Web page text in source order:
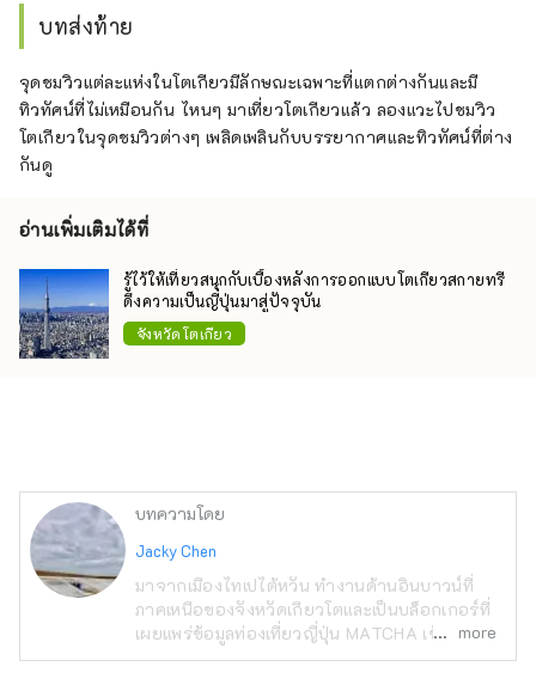
บทส่งท้าย
จุดชมวิวแต่ละแห่งในโตเกียวมีลักษณะเฉพาะที่แตกต่างกันและมี
ทิวทัศน์ที่ไม่เหมือนกัน ไหนๆ มาเที่ยวโตเกียวแล้ว ลองแวะไปชมวิว
โตเกียวในจุดชมวิวต่างๆ เพลิดเพลินกับบรรยากาศและทิวทัศน์ที่ต่าง
กันดู
อ่านเพิ่มเติมได้ที่
รู้ไว้ให้เที่ยวสนุกกับเบื้องหลังการออกแบบโตเกียวสกายทรี
ดึงความเป็นญี่ปุ่นมาสู่ปัจจุบัน
จังหวัดโตเกียว
บทความโดย
Jacky Chen
มาจากเมืองไทเปไต้หวัน ทำงานด้านอินบาวน์ที่
ภาคเหนือของจังหวัดเกียวโตและเป็นบล็อกเกอร์ที่
เผยแพร่ข้อมูลท่องเที่ยวญี่ปุ่น MATCHA เข้าร่วม
ในเดือนตุลาคม 2019 งานอดิเรกของฉันคือการ
more